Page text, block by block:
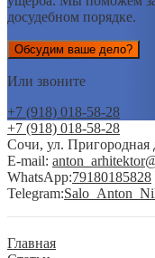
досудебном порядке.
Обсудим ваше дело?
Или звоните
+7 (918) 018-58-28
+7 (918) 018-58-28
Сочи, ул. Пригородная
E-mail:
WhatsApp:79180185828
Telegram:
Главная